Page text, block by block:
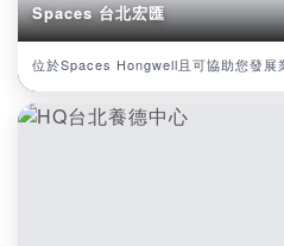
Spaces 台北宏匯
位於Spaces Hongwell且可協助您發展